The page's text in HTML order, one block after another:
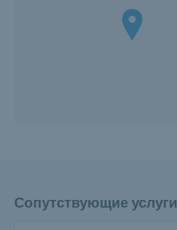
Сопутствующие услуги